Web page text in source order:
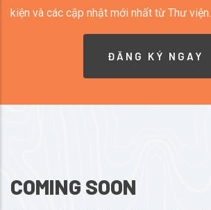
kiện và các cập nhật mới nhất từ Thư viện.
ĐĂNG KÝ NGAY
COMING SOON